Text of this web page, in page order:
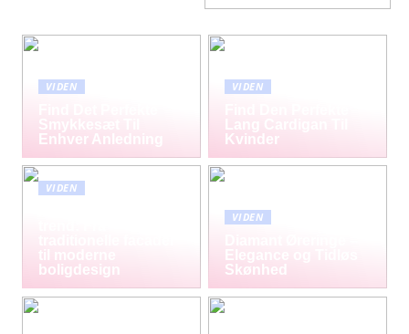
VIDEN
Smykkesæt Til
Enhver Anledning
VIDEN
Lang Cardigan Til
Kvinder
VIDEN
til moderne
boligdesign
VIDEN
Elegance og Tidløs
Skønhed